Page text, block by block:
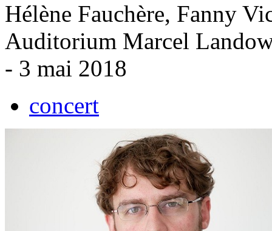
Hélène Fauchère, Fanny
Auditorium Marcel
- 3 mai 2018
concert